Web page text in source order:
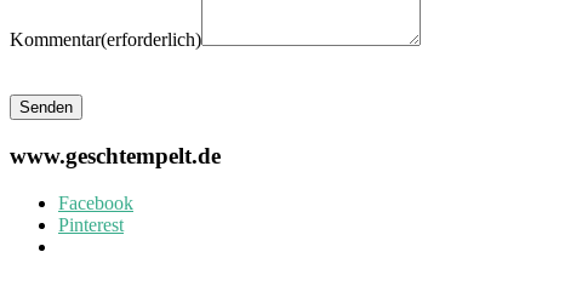
Kommentar(erforderlich)
Senden
www.geschtempelt.de
Facebook
Pinterest